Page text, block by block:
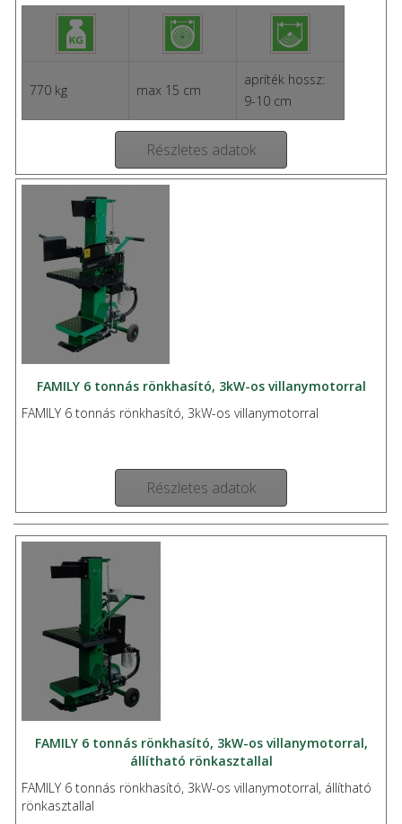
770 kg max 15 cm
apríték hossz:
9-10 cm
Részletes adatok
FAMILY 6 tonnás rönkhasító, 3kW-os villanymotorral
FAMILY 6 tonnás rönkhasító, 3kW-os villanymotorral
Részletes adatok
FAMILY 6 tonnás rönkhasító, 3kW-os villanymotorral,
állítható rönkasztallal
FAMILY 6 tonnás rönkhasító, 3kW-os villanymotorral, állítható
rönkasztallal